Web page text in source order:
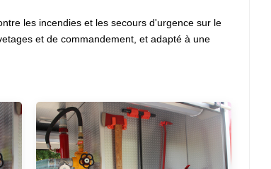
les incendies et les secours d'urgence sur le
et de commandement, et adapté à une